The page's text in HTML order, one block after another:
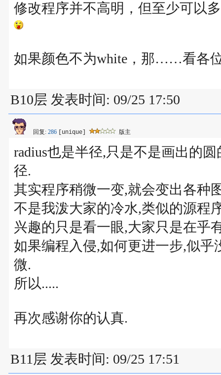
修改程序并不高明，但至少可以
如果颜色不为white，那……看各
B10层 发表时间: 09/25 17:50
回复: 286 [unique] 版主
radius也是半径,只是不是画出的
径.
其实程序稍微一变,就会变出各种
不是我泼大家的冷水,类似的源程
兴趣的只是看一眼,大家只是在乎
如果编程入侵,如何更进一步,似
微.
所以.....
再次感谢你的认真.
B11层 发表时间: 09/25 17:51